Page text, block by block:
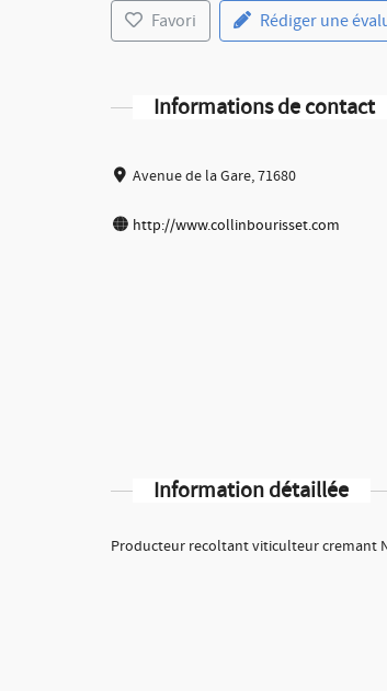
Favori Rédiger une
Informations de contact
Avenue de la Gare, 71680
http://www.collinbourisset.com
Information détaillée
Producteur recoltant viticulteur cremant